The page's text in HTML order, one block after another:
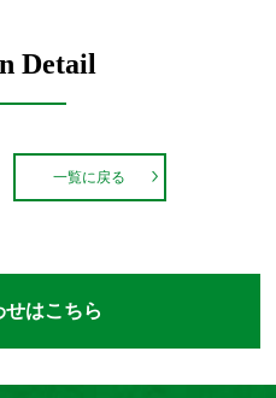
Detail
一覧に戻る
せはこちら